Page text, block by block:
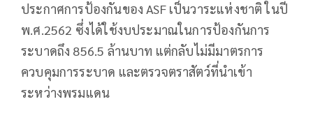
ประกาศการป้องกันของ ASF เป็นวาระแห่งชาติ ในปี
พ.ศ.2562 ซึ่งได้ใช้งบประมาณในการป้องกันการ
ระบาดถึง 856.5 ล้านบาท แต่กลับไม่มีมาตรการ
ควบคุมการระบาด และตรวจตราสัตว์ที่นำเข้า
ระหว่างพรมแดน